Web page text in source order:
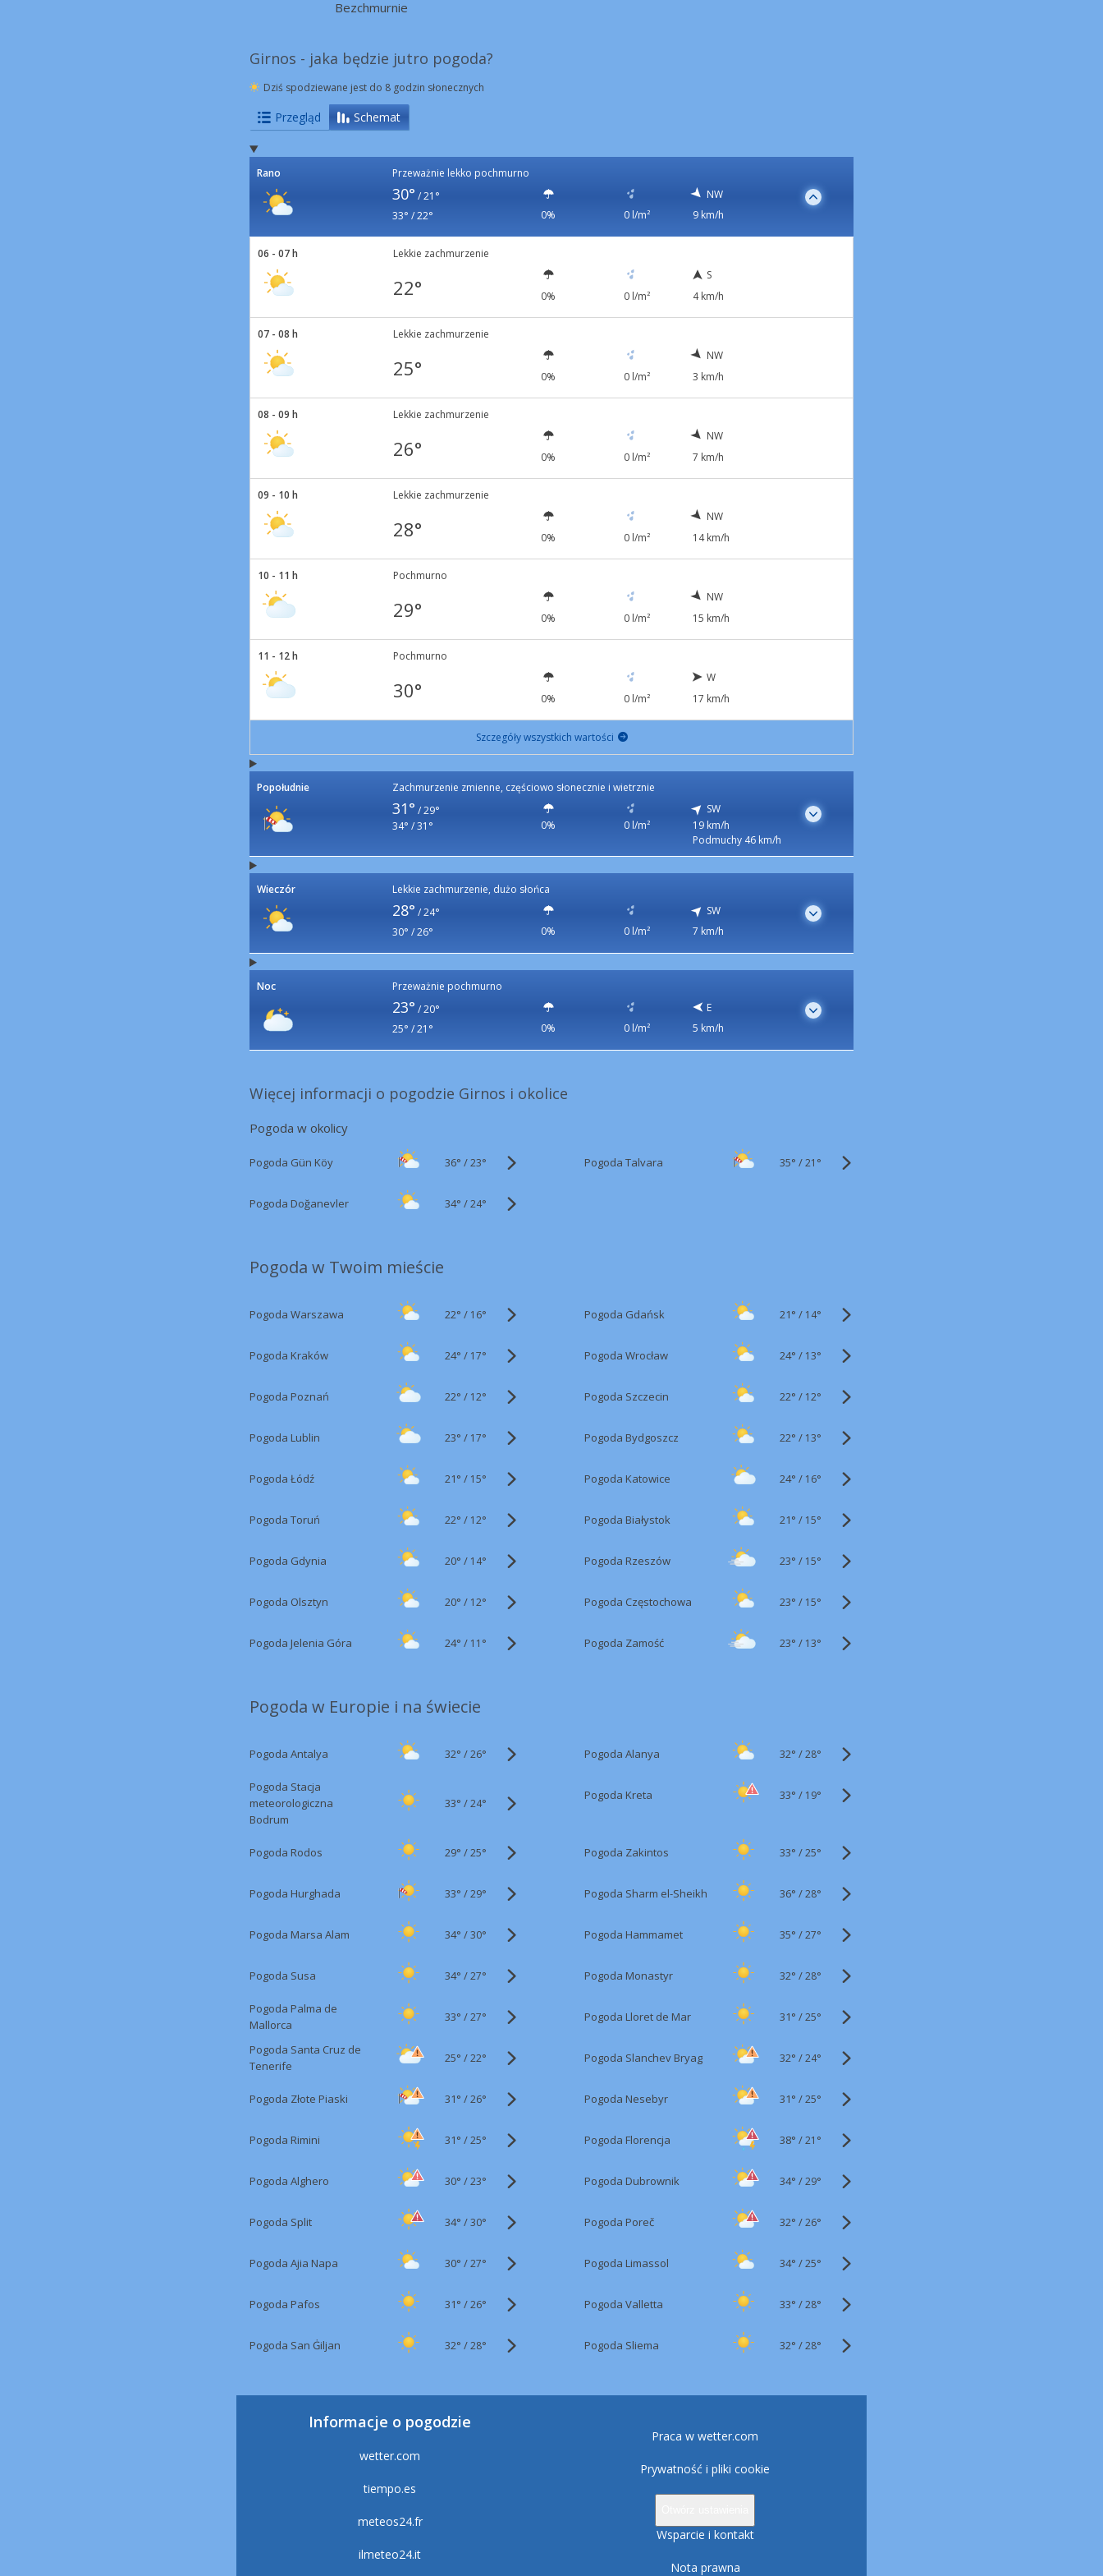
Bezchmurnie
Girnos - jaka będzie jutro pogoda?
Dziś spodziewane jest do 8 godzin słonecznych
Przegląd Schemat
Rano Przeważnie lekko pochmurno
30° /21°
33° / 22°
0% 0 l/m²
NW
9 km/h
06 - 07 h Lekkie zachmurzenie
22° 0% 0 l/m²
S
4 km/h
07 - 08 h Lekkie zachmurzenie
25° 0% 0 l/m²
NW
3 km/h
08 - 09 h Lekkie zachmurzenie
26° 0% 0 l/m²
NW
7 km/h
09 - 10 h Lekkie zachmurzenie
28° 0% 0 l/m²
NW
14 km/h
10 - 11 h Pochmurno
29° 0% 0 l/m²
NW
15 km/h
11 - 12 h Pochmurno
30° 0% 0 l/m²
W
17 km/h
Szczegóły wszystkich wartości
Popołudnie Zachmurzenie zmienne, częściowo słonecznie i wietrznie
31° /29°
34° / 31°
0% 0 l/m²
SW
19 km/h
Podmuchy 46 km/h
Wieczór Lekkie zachmurzenie, dużo słońca
28° /24°
30° / 26°
0% 0 l/m²
SW
7 km/h
Noc Przeważnie pochmurno
23° /20°
25° / 21°
0% 0 l/m²
E
5 km/h
Więcej informacji o pogodzie Girnos i okolice
Pogoda w okolicy
Pogoda Gün Köy 36° /23° Pogoda Talvara 35° /21°
Pogoda Doğanevler 34° /24°
Pogoda w Twoim mieście
Pogoda Warszawa 22° / 16° Pogoda Gdańsk 21° / 14°
Pogoda Kraków 24° / 17° Pogoda Wrocław 24° / 13°
Pogoda Poznań 22° / 12° Pogoda Szczecin 22° / 12°
Pogoda Lublin 23° / 17° Pogoda Bydgoszcz 22° / 13°
Pogoda Łódź 21° / 15° Pogoda Katowice 24° / 16°
Pogoda Toruń 22° / 12° Pogoda Białystok 21° / 15°
Pogoda Gdynia 20° / 14° Pogoda Rzeszów 23° / 15°
Pogoda Olsztyn 20° / 12° Pogoda Częstochowa 23° / 15°
Pogoda Jelenia Góra 24° / 11° Pogoda Zamość 23° / 13°
Pogoda w Europie i na świecie
Pogoda Antalya 32° /26° Pogoda Alanya 32° /28°
Pogoda Stacja
meteorologiczna
Bodrum
33° /24°
Pogoda Kreta 33° / 19°
Pogoda Rodos 29° /25° Pogoda Zakintos 33° /25°
Pogoda Hurghada 33° /29° Pogoda Sharm el-Sheikh 36° /28°
Pogoda Marsa Alam 34° /30° Pogoda Hammamet 35° /27°
Pogoda Susa 34° /27° Pogoda Monastyr 32° /28°
Pogoda Palma de
Mallorca
33° /27° Pogoda Lloret de Mar 31° /25°
Pogoda Santa Cruz de
Tenerife
25° /22° Pogoda Slanchev Bryag 32° /24°
Pogoda Złote Piaski 31° /26° Pogoda Nesebyr 31° /25°
Pogoda Rimini 31° /25° Pogoda Florencja 38° /21°
Pogoda Alghero 30° /23° Pogoda Dubrownik 34° /29°
Pogoda Split 34° /30° Pogoda Poreč 32° /26°
Pogoda Ajia Napa 30° /27° Pogoda Limassol 34° /25°
Pogoda Pafos 31° /26° Pogoda Valletta 33° /28°
Pogoda San Ġiljan 32° /28° Pogoda Sliema 32° /28°
Informacje o pogodzie
wetter.com
tiempo.es
meteos24.fr
ilmeteo24.it
Praca w wetter.com
Prywatność i pliki cookie
Wsparcie i kontakt
Nota prawna